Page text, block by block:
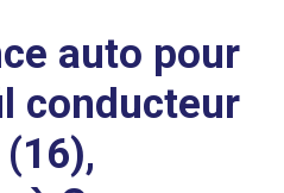
auto pour
conducteur
à Cognac